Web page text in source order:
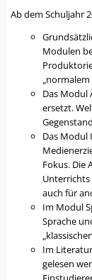
Ab dem Schuljahr
Modulen
Das Modul
ersetzt.
Das
Fokus. Die
auch für
Im Modul
Sprache
Im
gelesen